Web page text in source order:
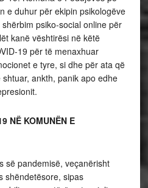
e duhur për ekipin psikologëve
psiko-social online për
kanë vështirësi në këtë
19 për të menaxhuar
e tyre, si dhe për ata që
ankth, panik apo edhe
NË KOMUNËN E
së pandemisë, veçanërisht
shëndetësore, sipas